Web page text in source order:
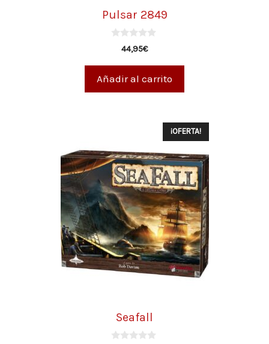
Pulsar 2849
44,95€
Añadir al carrito
¡OFERTA!
Seafall